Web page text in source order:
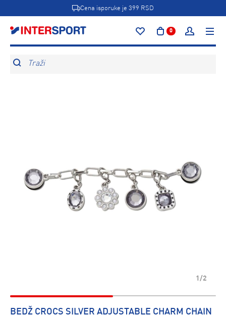
Cena isporuke je 399 RSD
0
Traži
1/2
BEDŽ CROCS SILVER ADJUSTABLE CHARM CHAIN